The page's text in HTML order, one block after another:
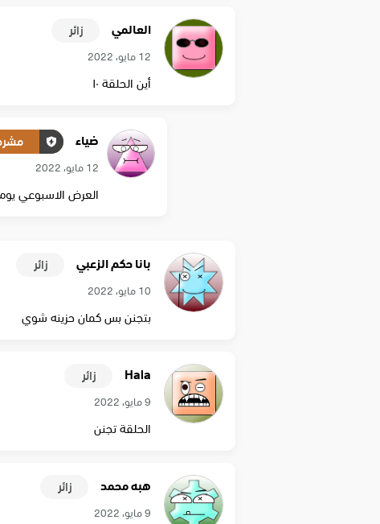
العالمي زائر
12 مايو، 2022
أين الحلقة ١٠
ضياء
12 مايو، 2022
العرض الاسبوعي
بانا حكم الزعبي زائر
10 مايو، 2022
بتجنن بس كمان حزينه شوي
Hala زائر
9 مايو، 2022
الحلقة تجنن
هبه محمد زائر
9 مايو، 2022